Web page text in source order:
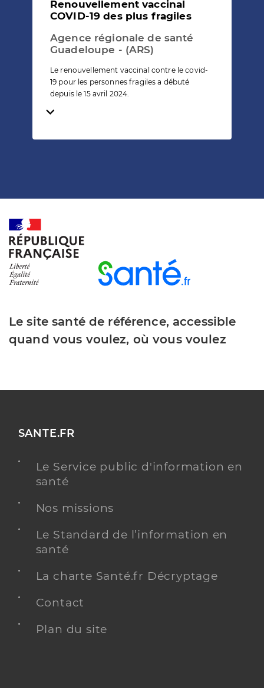
Renouvellement vaccinal
COVID-19 des plus fragiles
Agence régionale de santé
Guadeloupe - (ARS)
Le renouvellement vaccinal contre le covid-
19 pour les personnes fragiles a débuté
depuis le 15 avril 2024.
Temps de lecture
Le site santé de référence, accessible
quand vous voulez, où vous voulez
SANTE.FR
Le Service public d'information en
santé
Nos missions
Le Standard de l’information en
santé
La charte Santé.fr Décryptage
Contact
Plan du site